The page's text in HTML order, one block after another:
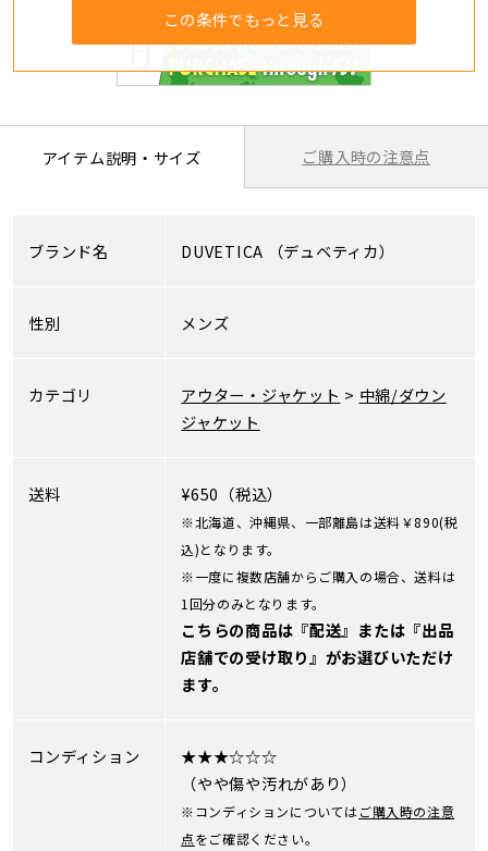
この条件でもっと見る
アイテム説明・サイズ ご購入時の注意点
ブランド名 DUVETICA （デュベティカ）
性別 メンズ
カテゴリ アウター・ジャケット > 中綿/ダウン
ジャケット
送料 ¥650（税込）
※北海道、沖縄県、一部離島は送料￥890(税
込)となります。
※一度に複数店舗からご購入の場合、送料は
1回分のみとなります。
こちらの商品は『配送』または『出品
店舗での受け取り』がお選びいただけ
ます。
コンディション
★★★☆☆☆
（やや傷や汚れがあり）
※コンディションについてはご購入時の注意
点をご確認ください。